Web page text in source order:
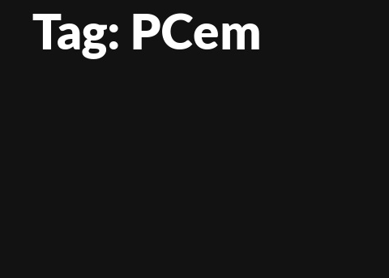
Tag: PCem